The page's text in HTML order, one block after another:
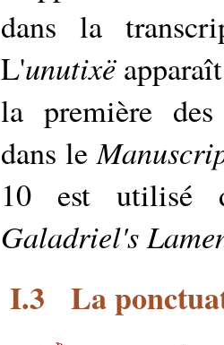
dans la
L'unutixë
la première
dans le
10 est
Galadriel's
I.3 La